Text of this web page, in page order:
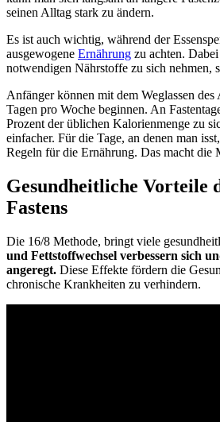
seinen Alltag stark zu ändern.
Es ist auch wichtig, während der
ausgewogene Ernährung zu achten.
notwendigen Nährstoffe zu sich nehmen,
Anfänger können mit dem Weglassen des
Tagen pro Woche beginnen. An
Prozent der üblichen Kalorienmenge zu
einfacher. Für die Tage, an denen man
Regeln für die Ernährung. Das macht die
Gesundheitliche Vorteile
Fastens
Die 16/8 Methode, bringt viele
und Fettstoffwechsel verbessern sich
angeregt. Diese Effekte fördern die
chronische Krankheiten zu verhindern.